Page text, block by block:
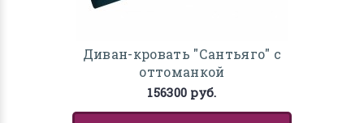
Диван-кровать "Сантьяго" с
оттоманкой
156300 руб.